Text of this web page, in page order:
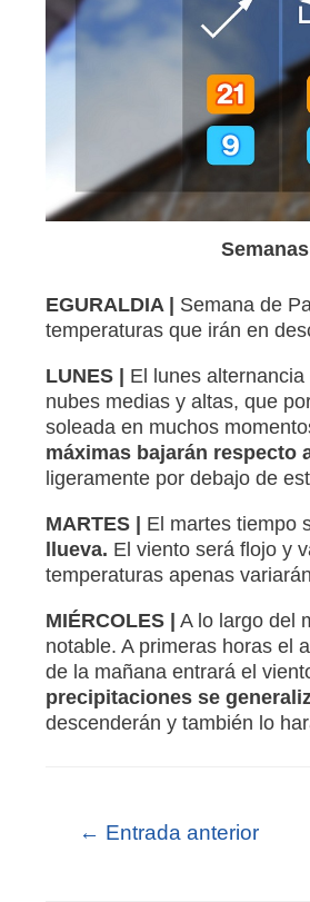
EGURALDIA |
Semana de
temperaturas que irán en
LUNES | El lunes alternancia
nubes medias y altas, que
soleada en muchos
máximas bajarán respecto
ligeramente por debajo de
MARTES | El martes tiempo
llueva. El viento será flojo y
temperaturas apenas
MIÉRCOLES | A lo largo del
notable. A primeras horas el
de la mañana entrará el
precipitaciones se
descenderán y también lo
← Entrada anterior